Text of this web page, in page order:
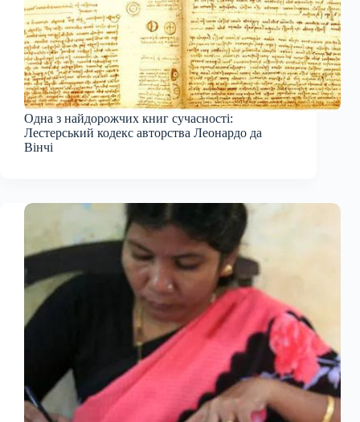
Одна з найдорожчих книг сучасності:
Лестерський кодекс авторства Леонардо да
Вінчі